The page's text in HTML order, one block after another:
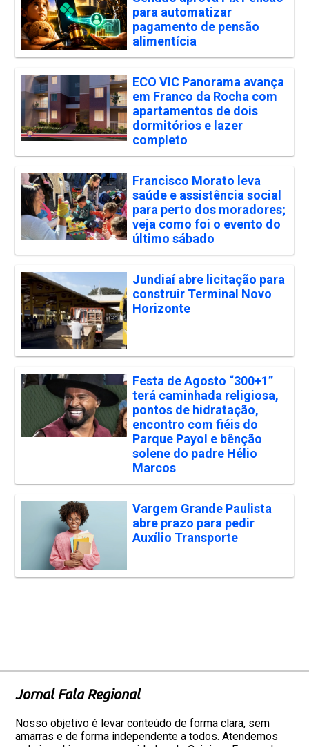
para automatizar
pagamento de pensão
alimentícia
ECO VIC Panorama avança
em Franco da Rocha com
apartamentos de dois
dormitórios e lazer
completo
Francisco Morato leva
saúde e assistência social
para perto dos moradores;
veja como foi o evento do
último sábado
Jundiaí abre licitação para
construir Terminal Novo
Horizonte
Festa de Agosto “300+1”
terá caminhada religiosa,
pontos de hidratação,
encontro com fiéis do
Parque Payol e bênção
solene do padre Hélio
Marcos
Vargem Grande Paulista
abre prazo para pedir
Auxílio Transporte
Jornal Fala Regional
Nosso objetivo é levar conteúdo de forma clara, sem
amarras e de forma independente a todos. Atendemos